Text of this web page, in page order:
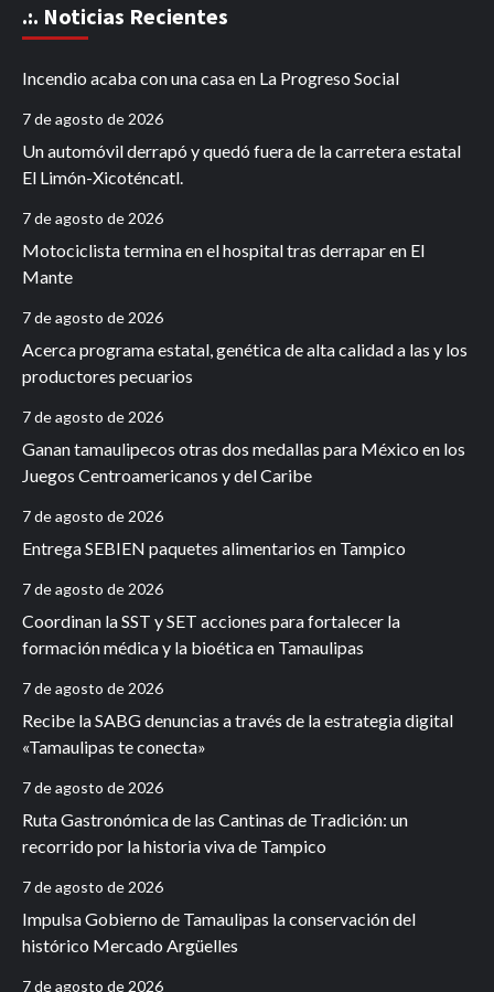
.:. Noticias Recientes
Incendio acaba con una casa en La Progreso Social
7 de agosto de 2026
Un automóvil derrapó y quedó fuera de la carretera estatal
El Limón-Xicoténcatl.
7 de agosto de 2026
Motociclista termina en el hospital tras derrapar en El
Mante
7 de agosto de 2026
Acerca programa estatal, genética de alta calidad a las y los
productores pecuarios
7 de agosto de 2026
Ganan tamaulipecos otras dos medallas para México en los
Juegos Centroamericanos y del Caribe
7 de agosto de 2026
Entrega SEBIEN paquetes alimentarios en Tampico
7 de agosto de 2026
Coordinan la SST y SET acciones para fortalecer la
formación médica y la bioética en Tamaulipas
7 de agosto de 2026
Recibe la SABG denuncias a través de la estrategia digital
«Tamaulipas te conecta»
7 de agosto de 2026
Ruta Gastronómica de las Cantinas de Tradición: un
recorrido por la historia viva de Tampico
7 de agosto de 2026
Impulsa Gobierno de Tamaulipas la conservación del
histórico Mercado Argüelles
7 de agosto de 2026